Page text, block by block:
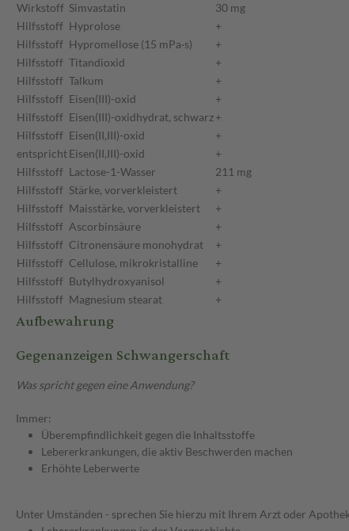
Wirkstoff Simvastatin
30 mg
Hilfsstoff Hyprolose
+
Hilfsstoff Hypromellose (15 mPa·s)
+
Hilfsstoff Titandioxid
+
Hilfsstoff Talkum
+
Hilfsstoff Eisen(III)-oxid
+
Hilfsstoff Eisen(III)-oxidhydrat, schwarz+
Hilfsstoff Eisen(II,III)-oxid
+
entsprichtEisen(II,III)-oxid
+
Hilfsstoff Lactose-1-Wasser
211 mg
Hilfsstoff Stärke, vorverkleistert
+
Hilfsstoff Maisstärke, vorverkleistert
+
Hilfsstoff Ascorbinsäure
+
Hilfsstoff Citronensäure monohydrat
+
Hilfsstoff Cellulose, mikrokristalline
+
Hilfsstoff Butylhydroxyanisol
+
Hilfsstoff Magnesium stearat +
Aufbewahrung
Gegenanzeigen Schwangerschaft
Was spricht gegen eine Anwendung?
Immer:
Überempfindlichkeit gegen die Inhaltsstoffe
Lebererkrankungen, die aktiv Beschwerden machen
Erhöhte Leberwerte
Unter Umständen - sprechen Sie hierzu mit Ihrem Arzt oder